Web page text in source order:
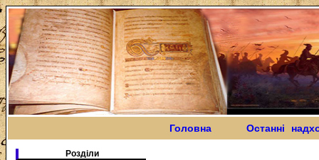
Головна Останні
Розділи